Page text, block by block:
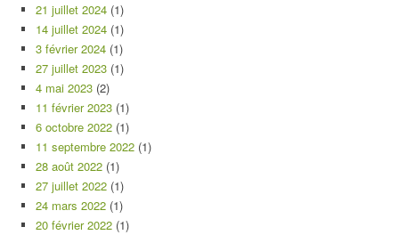
21 juillet 2024 (1)
14 juillet 2024 (1)
3 février 2024 (1)
27 juillet 2023 (1)
4 mai 2023 (2)
11 février 2023 (1)
6 octobre 2022 (1)
11 septembre 2022 (1)
28 août 2022 (1)
27 juillet 2022 (1)
24 mars 2022 (1)
20 février 2022 (1)